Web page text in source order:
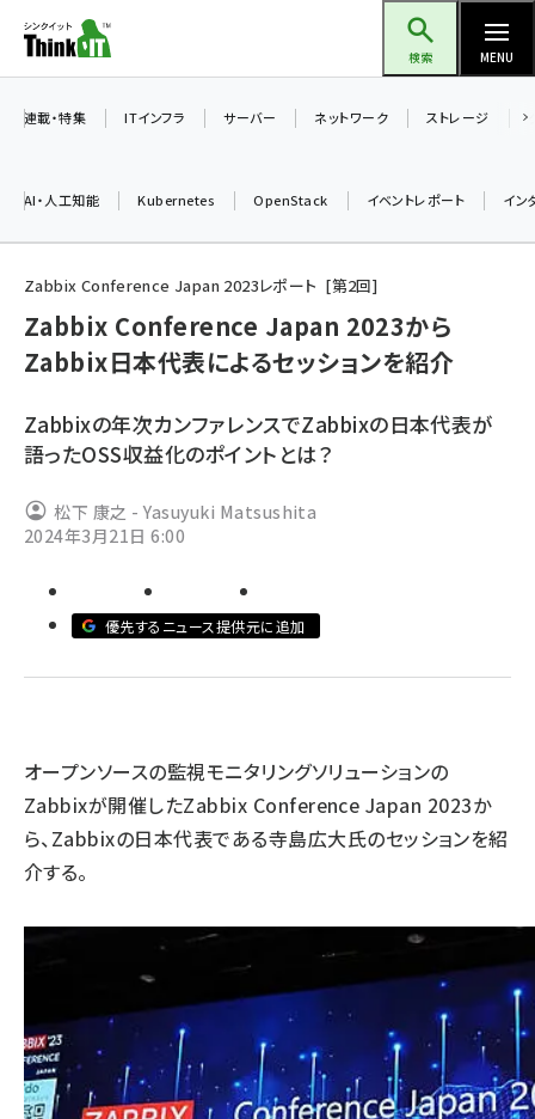
ン
ツ
検索 MENU
加藤銘のチーム貢献～仲間と築いた勝利の絆～ (2346)
iot女子会 (2303)
drupal (1980)
abc123 (1379)
連載・特集 ITインフラ サーバー ネットワーク ストレージ
AI・人工知能 Kubernetes OpenStack イベントレポート イン
Zabbix Conference Japan 2023レポート 第2回
Zabbix Conference Japan 2023から
Zabbix日本代表によるセッションを紹介
Zabbixの年次カンファレンスでZabbixの日本代表が
語ったOSS収益化のポイントとは？
松下 康之 - Yasuyuki Matsushita
2024年3月21日 6:00
優先するニュース提供元に追加
オープンソースの監視モニタリングソリューションの
Zabbixが開催したZabbix Conference Japan 2023か
ら、Zabbixの日本代表である寺島広大氏のセッションを紹
介する。